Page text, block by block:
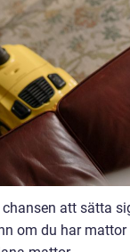
att sätta
om du har